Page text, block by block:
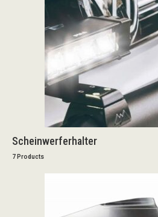
Scheinwerferhalter
7 Products